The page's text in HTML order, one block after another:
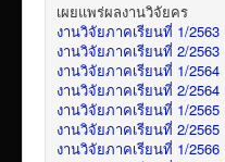
เผยแพร่ผลงานวิจัยคร
งานวิจัยภาคเรียนที่ 1/2563
งานวิจัยภาคเรียนที่ 2/2563
งานวิจัยภาคเรียนที่ 1/2564
งานวิจัยภาคเรียนที่ 2/2564
งานวิจัยภาคเรียนที่ 1/2565
งานวิจัยภาคเรียนที่ 2/2565
งานวิจัยภาคเรียนที่ 1/2566